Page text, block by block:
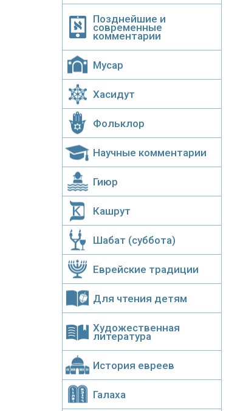
Позднейшие и
современные
комментарии
Мусар
Хасидут
Фольклор
Научные комментарии
Гиюр
Кашрут
Шабат (суббота)
Еврейские традиции
Для чтения детям
Художественная
литература
История евреев
Галаха